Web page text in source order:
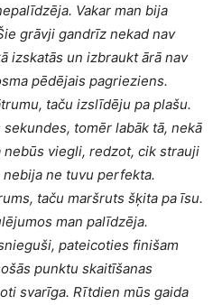
Vakar man bija
grāvji gandrīz nekad nav
izskatās un izbraukt ārā nav
pēdējais pagrieziens.
taču izslīdēju pa plašu.
tomēr labāk tā, nekā
nebūs viegli, redzot, cik strauji
nebija ne tuvu perfekta.
taču maršruts šķita pa īsu.
man palīdzēja.
pateicoties finišam
punktu skaitīšanas
svarīga. Rītdien mūs gaida